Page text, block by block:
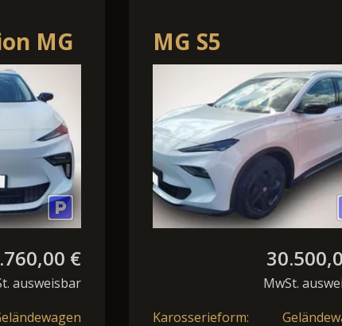
MG
€
ausweisbar
MG S5
MwSt.
Karosserieform: